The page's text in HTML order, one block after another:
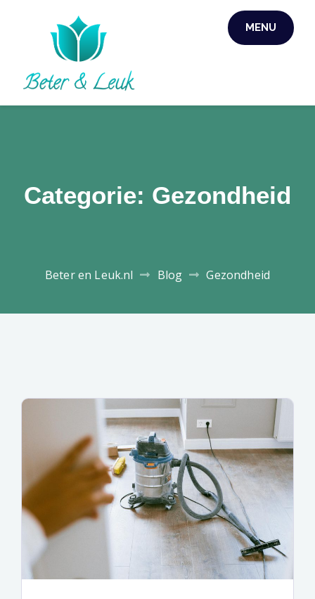
MENU
Categorie: Gezondheid
Beter en Leuk.nl Blog Gezondheid